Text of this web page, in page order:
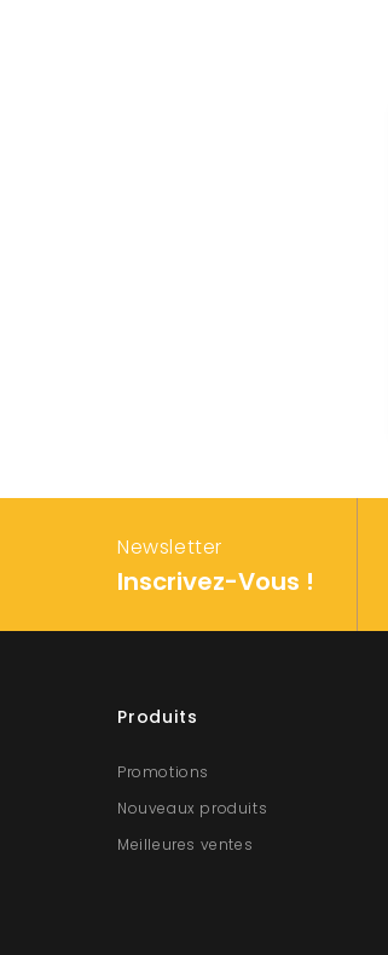
Newsletter
Inscrivez-Vous !
Produits
Promotions
Nouveaux produits
Meilleures ventes